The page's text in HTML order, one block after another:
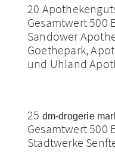
20
Gesamtwert 500
Sandower
Goethepark,
und Uhland
25 dm-drogerie
Gesamtwert 500
Stadtwerke